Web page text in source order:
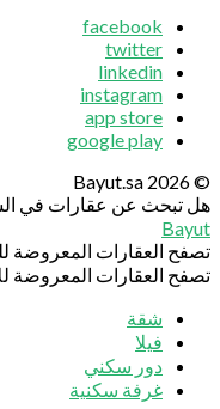
facebook
twitter
linkedin
instagram
app store
google play
تبحث عن عقارات في
العقارات المعروضة للبيع
العقارات المعروضة
شقة
فيلا
دور سكني
غرفة سكنية